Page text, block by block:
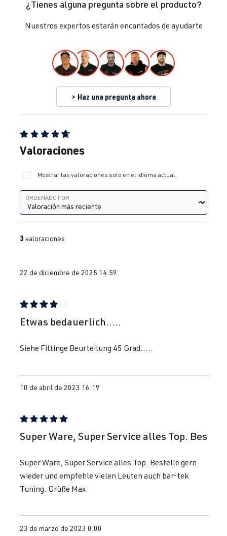
¿Tienes alguna pregunta sobre el producto?
Nuestros expertos estarán encantados de ayudarte
Haz una pregunta ahora
Calificación promedio de 4.67 de 5 estrellas
Valoraciones
Mostrar las valoraciones solo en el idioma actual.
Ordenado por
ORDENADO POR
3 valoraciones
22 de diciembre de 2025 14:59
Reseña con calificación de 4 de 5 estrellas
Etwas bedauerlich.....
Siehe Fittinge Beurteilung 45 Grad.....
10 de abril de 2023 16:19
Reseña con calificación de 5 de 5 estrellas
Super Ware, Super Service alles Top. Bes
Super Ware, Super Service alles Top. Bestelle gern
wieder und empfehle vielen Leuten auch bar-tek
Tuning. Grüße Max
23 de marzo de 2023 0:00